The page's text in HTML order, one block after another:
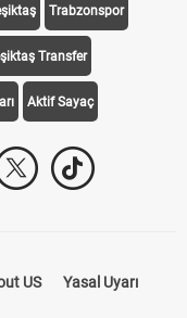
Trabzonspor
Transfer
Aktif Sayaç
US Yasal Uyarı